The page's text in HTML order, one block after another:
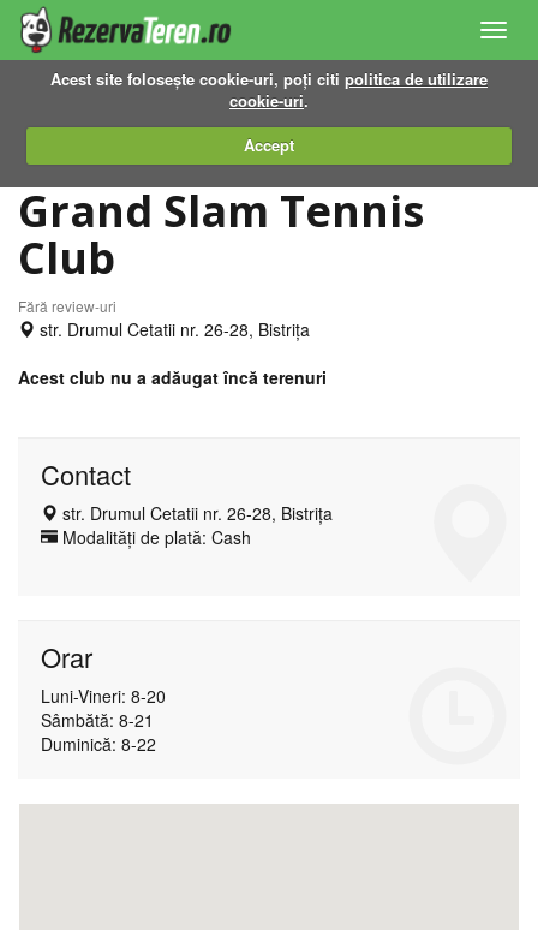
Acest site folosește cookie-uri, poți citi politica de utilizare
cookie-uri.
Accept
Grand Slam Tennis
Club
Fără review-uri
str. Drumul Cetatii nr. 26-28, Bistrița
Acest club nu a adăugat încă terenuri
Contact
str. Drumul Cetatii nr. 26-28, Bistrița
Modalități de plată: Cash
Orar
Luni-Vineri: 8-20
Sâmbătă: 8-21
Duminică: 8-22